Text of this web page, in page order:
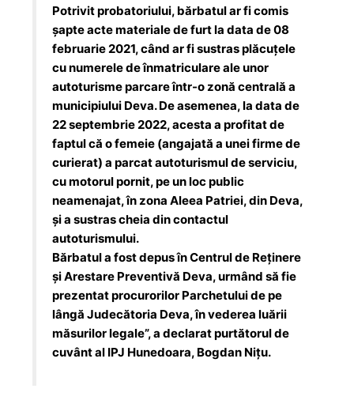
Potrivit probatoriului, bărbatul ar fi comis
șapte acte materiale de furt la data de 08
februarie 2021, când ar fi sustras plăcuţele
cu numerele de înmatriculare ale unor
autoturisme parcare într-o zonă centrală a
municipiului Deva. De asemenea, la data de
22 septembrie 2022, acesta a profitat de
faptul că o femeie (angajată a unei firme de
curierat) a parcat autoturismul de serviciu,
cu motorul pornit, pe un loc public
neamenajat, în zona Aleea Patriei, din Deva,
și a sustras cheia din contactul
autoturismului.
Bărbatul a fost depus în Centrul de Reținere
și Arestare Preventivă Deva, urmând să fie
prezentat procurorilor Parchetului de pe
lângă Judecătoria Deva, în vederea luării
măsurilor legale”, a declarat purtătorul de
cuvânt al IPJ Hunedoara, Bogdan Nițu.